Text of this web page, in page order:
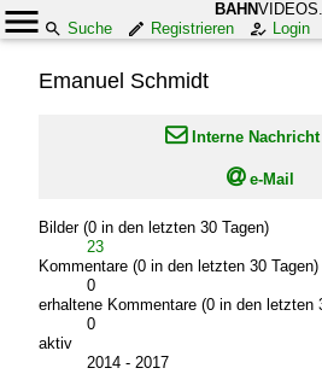
BAHN
Suche
Registrieren Login
Emanuel Schmidt
 Interne Nachricht
e-Mail
Bilder (0 in den letzten 30 Tagen)
23
Kommentare (0 in den letzten 30 Tagen)
0
erhaltene Kommentare (0 in den letzten
0
aktiv
2014 - 2017